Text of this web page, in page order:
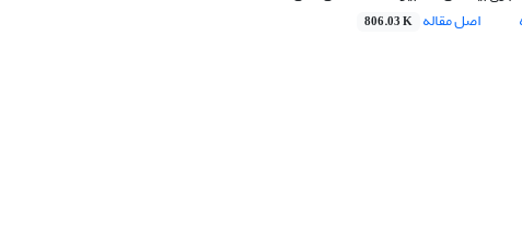
اصل مقاله 806.03 K